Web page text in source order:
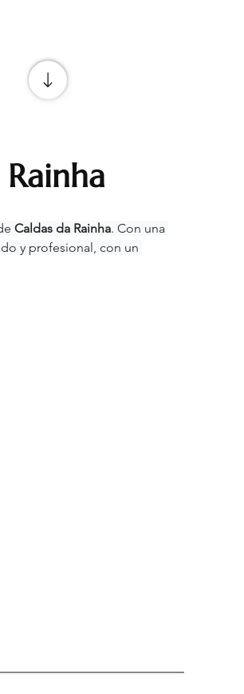
Caldas da Rainha. Con una
y profesional, con un